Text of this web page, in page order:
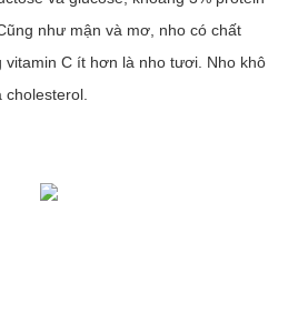
như mận và mơ, nho có chất
C ít hơn là nho tươi. Nho khô